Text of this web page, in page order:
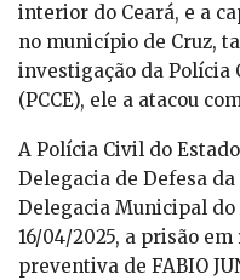
interior do Ceará, e a
no município de Cruz,
investigação da Polícia
(PCCE), ele a atacou
A Polícia Civil do
Delegacia de Defesa
Delegacia Municipal do
16/04/2025, a prisão
preventiva de FABIO